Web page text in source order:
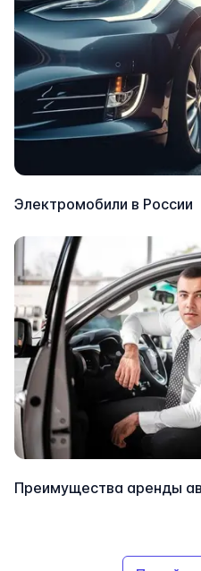
Электромобили в России
Преимущества аренды